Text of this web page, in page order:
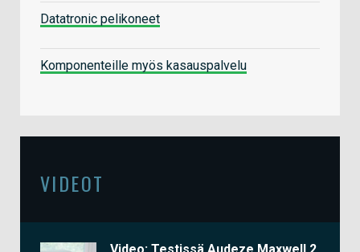
Datatronic pelikoneet
Komponenteille myös kasauspalvelu
VIDEOT
Video: Testissä Audeze Maxwell 2